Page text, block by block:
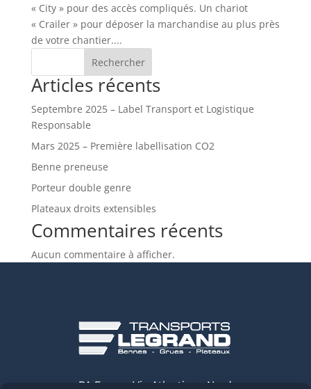
« City » pour des accès compliqués. Un chariot
« Crailer » pour déposer la marchandise au plus près
de votre chantier....
Rechercher
Articles récents
Septembre 2025 – Label Transport et Logistique
Responsable
Mars 2025 – Première labellisation CO2
Benne preneuse
Porteur double genre
Plateaux droits extensibles
Commentaires récents
Aucun commentaire à afficher.
PA Espace Vie Atlantique Nord